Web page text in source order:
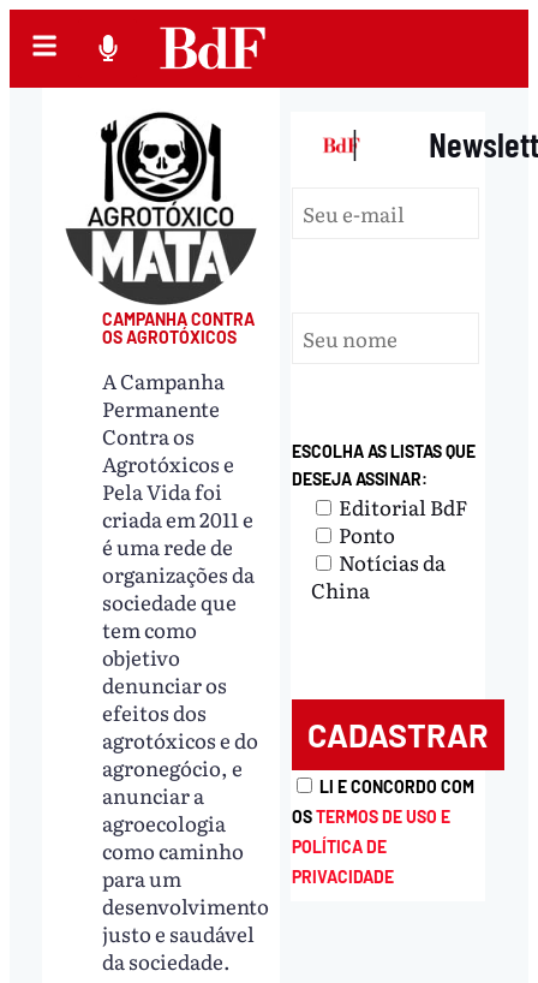
CAMPANHA CONTRA
OS AGROTÓXICOS
A Campanha
Permanente
Contra os
Agrotóxicos e
Pela Vida foi
criada em 2011 e
é uma rede de
organizações da
sociedade que
tem como
objetivo
denunciar os
efeitos dos
agrotóxicos e do
agronegócio, e
anunciar a
agroecologia
como caminho
para um
desenvolvimento
justo e saudável
da sociedade.
|
ESCOLHA AS LISTAS QUE
DESEJA ASSINAR:
Editorial BdF
Ponto
Notícias da
China
LI E CONCORDO COM
OSTERMOS DE USO E
POLÍTICA DE
PRIVACIDADE